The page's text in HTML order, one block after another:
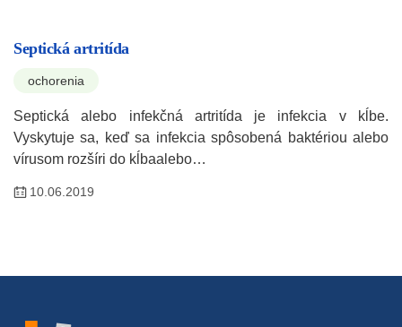
Septická artritída
ochorenia
Septická alebo infekčná artritída je infekcia v kĺbe.
Vyskytuje sa, keď sa infekcia spôsobená baktériou alebo
vírusom rozšíri do kĺbaalebo…
10.06.2019